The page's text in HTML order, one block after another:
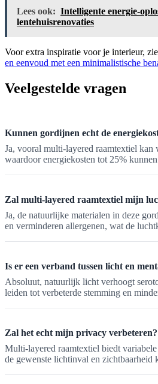
Lees ook: Intelligente energie-
lentehuisrenovaties
Voor extra inspiratie voor je interieur,
en eenvoud met een minimalistische
Veelgestelde vragen
Kunnen gordijnen echt de
Ja, vooral multi-layered raamtextiel kan
waardoor energiekosten tot 25%
Zal multi-layered raamtextiel mijn
Ja, de natuurlijke materialen in deze
en verminderen allergenen, wat de
Is er een verband tussen licht en
Absoluut, natuurlijk licht verhoogt
leiden tot verbeterde stemming en
Zal het echt mijn privacy verbeteren?
Multi-layered raamtextiel biedt
de gewenste lichtinval en zichtbaarheid